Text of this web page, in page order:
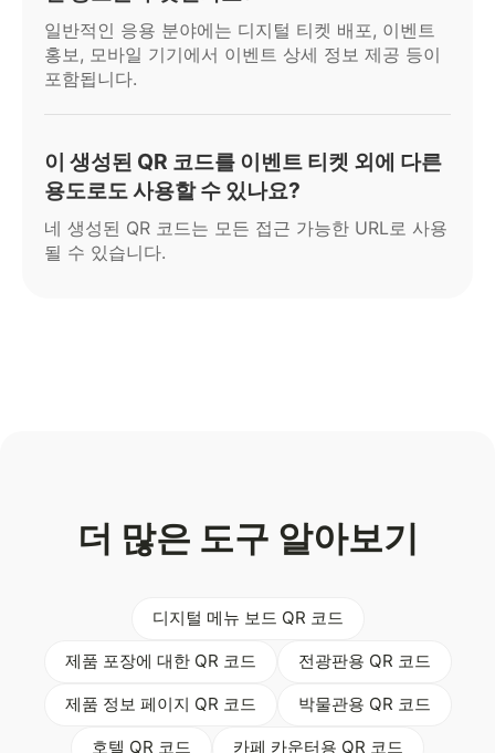
일반적인 응용 분야에는 디지털 티켓 배포, 이벤트
홍보, 모바일 기기에서 이벤트 상세 정보 제공 등이
포함됩니다.
이 생성된 QR 코드를 이벤트 티켓 외에 다른
용도로도 사용할 수 있나요?
네 생성된 QR 코드는 모든 접근 가능한 URL로 사용
될 수 있습니다.
더 많은 도구 알아보기
디지털 메뉴 보드 QR 코드
제품 포장에 대한 QR 코드 전광판용 QR 코드
제품 정보 페이지 QR 코드 박물관용 QR 코드
호텔 QR 코드 카페 카운터용 QR 코드